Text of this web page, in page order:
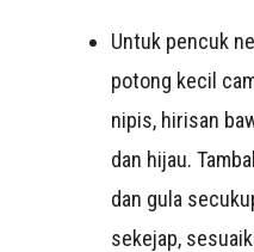
Untuk pencuk
potong kecil
nipis, hirisan
dan hijau.
dan gula
sekejap,